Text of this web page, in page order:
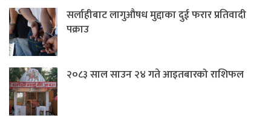
सर्लाहीबाट लागुऔषध मुद्दाका दुई फरार प्रतिवादी
पक्राउ
२०८३ साल साउन २४ गते आइतबारको राशिफल